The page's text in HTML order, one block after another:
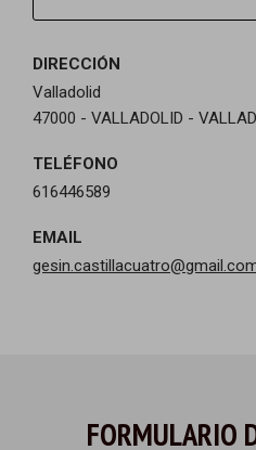
DIRECCIÓN
Valladolid
47000 - VALLADOLID -
TELÉFONO
616446589
EMAIL
FORMULARIO